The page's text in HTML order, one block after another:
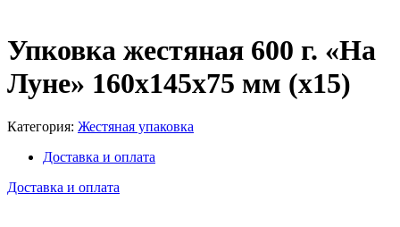
Упковка жестяная 600 г. «На
Луне» 160х145х75 мм (х15)
Категория: Жестяная упаковка
Доставка и оплата
Доставка и оплата